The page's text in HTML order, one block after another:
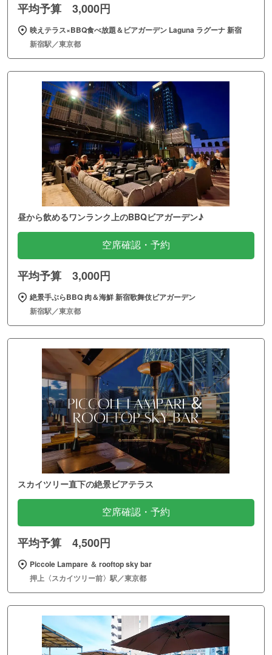
平均予算 3,000円
映えテラス×BBQ食べ放題＆ビアガーデン Laguna ラグーナ 新宿
新宿駅／東京都
昼から飲めるワンランク上のBBQビアガーデン♪
空席確認・予約
平均予算 3,000円
絶景手ぶらBBQ 肉＆海鮮 新宿歌舞伎ビアガーデン
新宿駅／東京都
スカイツリー直下の絶景ビアテラス
空席確認・予約
平均予算 4,500円
Piccole Lampare ＆ rooftop sky bar
押上〈スカイツリー前〉駅／東京都